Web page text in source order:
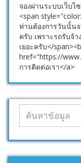
จองผ่านระบบเว็บ
<span
ท่านต้องการวันนั้น
ครับ เพราะรถรับจ้
เยอะครับ</
href="https://
การติดต่อเรา</a>